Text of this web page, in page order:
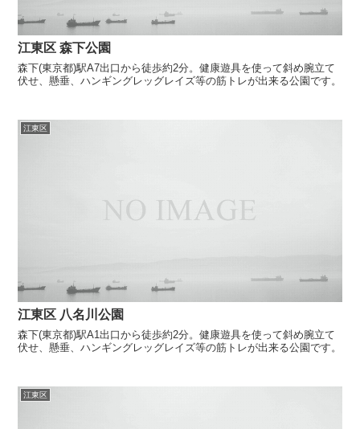
江東区 森下公園
森下(東京都)駅A7出口から徒歩約2分。健康遊具を使って斜め腕立て
伏せ、懸垂、ハンギングレッグレイズ等の筋トレが出来る公園です。
江東区
江東区 八名川公園
森下(東京都)駅A1出口から徒歩約2分。健康遊具を使って斜め腕立て
伏せ、懸垂、ハンギングレッグレイズ等の筋トレが出来る公園です。
江東区